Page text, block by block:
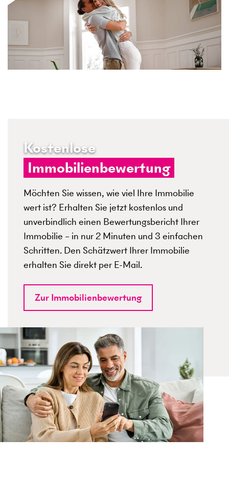
Kostenlose
Immobilienbewertung
Möchten Sie wissen, wie viel Ihre Immobilie
wert ist? Erhalten Sie jetzt kostenlos und
unverbindlich einen Bewertungsbericht Ihrer
Immobilie – in nur 2 Minuten und 3 einfachen
Schritten. Den Schätzwert Ihrer Immobilie
erhalten Sie direkt per E-Mail.
Zur Immobilienbewertung